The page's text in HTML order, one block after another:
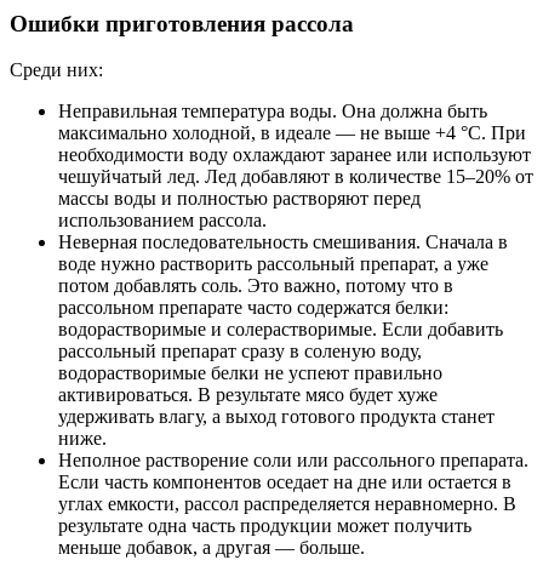
Ошибки приготовления рассола
Среди них:
Неправильная температура воды. Она должна быть
максимально холодной, в идеале — не выше +4 °C. При
необходимости воду охлаждают заранее или используют
чешуйчатый лед. Лед добавляют в количестве 15–20% от
массы воды и полностью растворяют перед
использованием рассола.
Неверная последовательность смешивания. Сначала в
воде нужно растворить рассольный препарат, а уже
потом добавлять соль. Это важно, потому что в
рассольном препарате часто содержатся белки:
водорастворимые и солерастворимые. Если добавить
рассольный препарат сразу в соленую воду,
водорастворимые белки не успеют правильно
активироваться. В результате мясо будет хуже
удерживать влагу, а выход готового продукта станет
ниже.
Неполное растворение соли или рассольного препарата.
Если часть компонентов оседает на дне или остается в
углах емкости, рассол распределяется неравномерно. В
результате одна часть продукции может получить
меньше добавок, а другая — больше.